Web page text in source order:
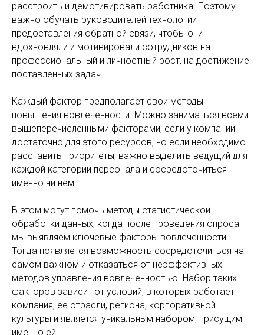
расстроить и демотивировать работника. Поэтому
важно обучать руководителей технологии
предоставления обратной связи, чтобы они
вдохновляли и мотивировали сотрудников на
профессиональный и личностный рост, на достижение
поставленных задач.
Каждый фактор предполагает свои методы
повышения вовлеченности. Можно заниматься всеми
вышеперечисленными факторами, если у компании
достаточно для этого ресурсов, но если необходимо
расставить приоритеты, важно выделить ведущий для
каждой категории персонала и сосредоточиться
именно ни нем.
В этом могут помочь методы статистической
обработки данных, когда после проведения опроса
мы выявляем ключевые факторы вовлеченности.
Тогда появляется возможность сосредоточиться на
самом важном и отказаться от неэффективных
методов управления вовлеченностью. Набор таких
факторов зависит от условий, в которых работает
компания, ее отрасли, региона, корпоративной
культуры и является уникальным набором, присущим
именно ей.